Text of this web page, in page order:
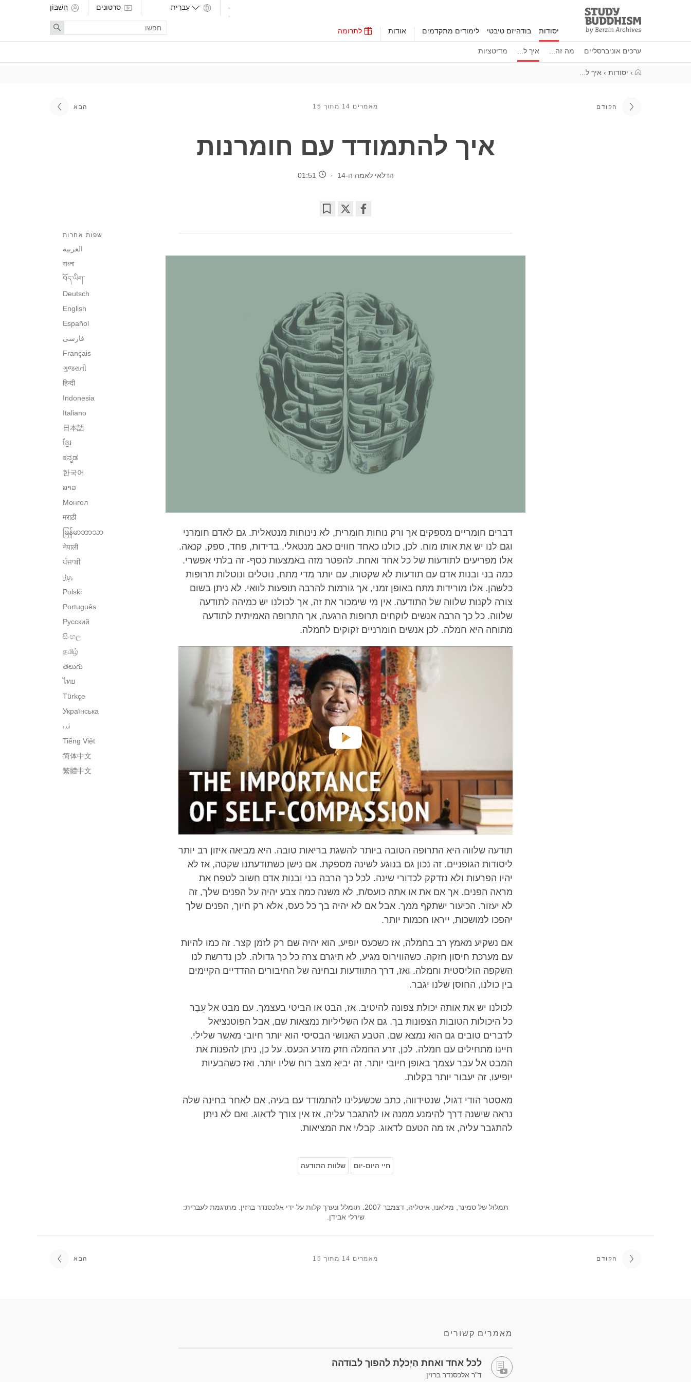
Study
Buddhism
Home
יסודות
ערכים אוניברסליים מה זה... איך ל... מדיטציות
בודהיזם טיבטי לימודים מתקדמים אודות לתרומה
סרטונים חֶשְׁבּוֹן
Enter
search
term
Search
› יסודות › איך ל...
הקודם מאמרים 14 מתוך 15 הבא
איך להתמודד עם חומרנות
הדלאי לאמה ה-14 01:51
on
שפות אחרות
العربية
বাংলা
བོད་ཡིག་
Deutsch
English
Español
فارسی
Français
ગુજરાતી
हिन्दी
Indonesia
Italiano
日本語
ខ្មែរ
ಕನ್ನಡ
한국어
ລາວ
Монгол
मराठी
မြန်မာဘာသာ
नेपाली
ਪੰਜਾਬੀ
پنجابی
Polski
Português
Русский
සිංහල
தமிழ்
తెలుగు
ไทย
Türkçe
Українська
اُردو
Tiếng Việt
简体中文
繁體中文
דברים חומריים מספקים אך ורק נוחות חומרית, לא נינוחות מנטאלית. גם לאדם חומרני
וגם לנו יש את אותו מוח. לכן, כולנו כאחד חווים כאב מנטאלי. בדידות, פחד, ספק, קנאה.
אלו מפריעים לתודעות של כל אחד ואחת. להפטר מזה באמצעות כסף- זה בלתי אפשרי.
כמה בני ובנות אדם עם תודעות לא שקטות, עם יותר מדי מתח, נוטלים ונוטלות תרופות
כלשהן. אלו מורידות מתח באופן זמני, אך גורמות להרבה תופעות לוואי. לא ניתן בשום
צורה לקנות שלווה של התודעה. אין מי שימכור את זה, אך לכולנו יש כמיהה לתודעה
שלווה. כל כך הרבה אנשים לוקחים תרופות הרגעה, אך התרופה האמיתית לתודעה
מתוחה היא חמלה. לכן אנשים חומרניים זקוקים לחמלה.
תודעה שלווה היא התרופה הטובה ביותר להשגת בריאות טובה. היא מביאה איזון רב יותר
ליסודות הגופניים. זה נכון גם בנוגע לשינה מספקת. אם נישן כשתודעתנו שקטה, אז לא
יהיו הפרעות ולא נזדקק לכדורי שינה. לכל כך הרבה בני ובנות אדם חשוב לטפח את
מראה הפנים. אך אם את או אתה כועס/ת, לא משנה כמה צבע יהיה על הפנים שלך, זה
לא יעזור. הכיעור ישתקף ממך. אבל אם לא יהיה בך כל כעס, אלא רק חיוך, הפנים שלך
יהפכו למושכות, ייראו חכמות יותר.
אם נשקיע מאמץ רב בחמלה, אז כשכעס יופיע, הוא יהיה שם רק לזמן קצר. זה כמו להיות
עם מערכת חיסון חזקה. כשהווירוס מגיע, לא תיגרם צרה כל כך גדולה. לכן נדרשת לנו
השקפה הוליסטית וחמלה. ואז, דרך התוודעות ובחינה של החיבורים ההדדיים הקיימים
בין כולנו, החוסן שלנו יגבר.
לכולנו יש את אותה יכולת צפונה להיטיב. אז, הבט או הביטי בעצמך. עם מבט אל עֵבֶר
כל היכולות הטובות הצפונות בך. גם אלו השליליות נמצאות שם, אבל הפוטנציאל
לדברים טובים גם הוא נמצא שם. הטבע האנושי הבסיסי הוא יותר חיובי מאשר שלילי.
חיינו מתחילים עם חמלה. לכן, זרע החמלה חזק מזרע הכעס. על כן, ניתן להפנות את
המבט אל עבר עצמך באופן חיובי יותר. זה יביא מצב רוח שליו יותר. ואז כשהבעיות
יופיעו, זה יעבור יותר בקלות.
מאסטר הודי דגול, שנטידווה, כתב שכשעלינו להתמודד עם בעיה, אם לאחר בחינה שלה
נראה שישנה דרך להימנע ממנה או להתגבר עליה, אז אין צורך לדאוג. ואם לא ניתן
להתגבר עליה, אז מה הטעם לדאוג. קבל/י את המציאות.
חיי היום-יום שלוות התודעה
תמלול של סמינר, מילאנו, איטליה, דצמבר 2007. תומלל ונערך קלות על ידי אלכסנדר ברזין. מתרגמת לעברית:
שירלי אבידן.
הקודם מאמרים 14 מתוך 15 הבא
מאמרים קשורים
לכל אחד ואחת הַיְכֹלֶת להפוך לבודהה
ד"ר אלכסנדר ברזין